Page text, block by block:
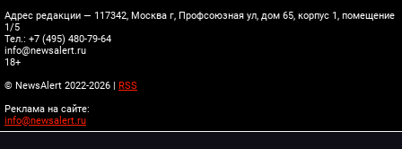
Адрес редакции — 117342, Москва г, Профсоюзная ул, дом 65, корпус 1, помещение
1/5
Тел.: +7 (495) 480-79-64
info@newsalert.ru
18+
© NewsAlert 2022-2026 |
RSS
Реклама на сайте:
info@newsalert.ru